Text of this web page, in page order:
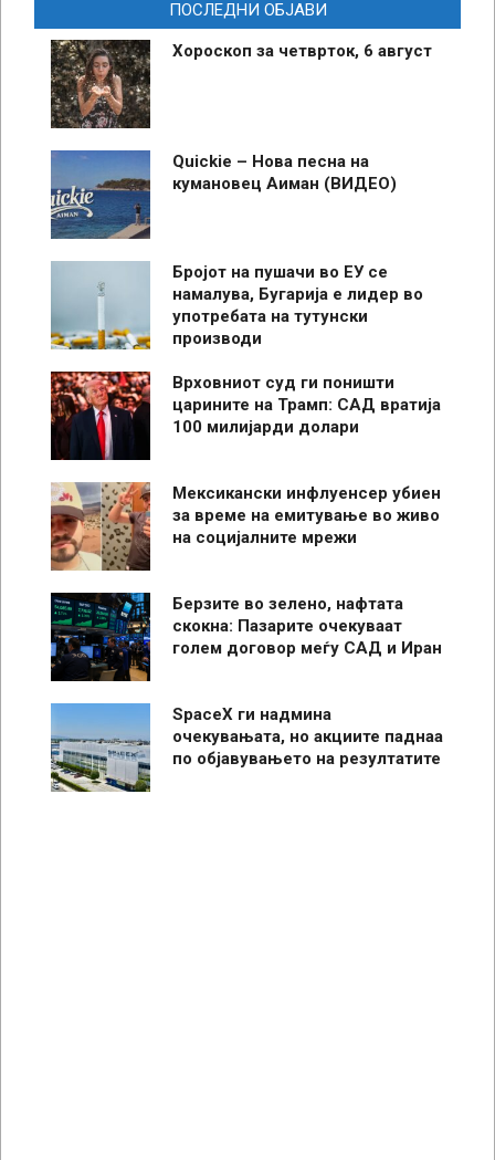
ПОСЛЕДНИ ОБЈАВИ
Хороскоп за четврток, 6 август
Quickie – Нова песна на
кумановец Аиман (ВИДЕО)
Бројот на пушачи во ЕУ се
намалува, Бугарија е лидер во
употребата на тутунски
производи
Врховниот суд ги поништи
царините на Трамп: САД вратија
100 милијарди долари
Мексикански инфлуенсер убиен
за време на емитување во живо
на социјалните мрежи
Берзите во зелено, нафтата
скокна: Пазарите очекуваат
голем договор меѓу САД и Иран
SpaceX ги надмина
очекувањата, но акциите паднаа
по објавувањето на резултатите